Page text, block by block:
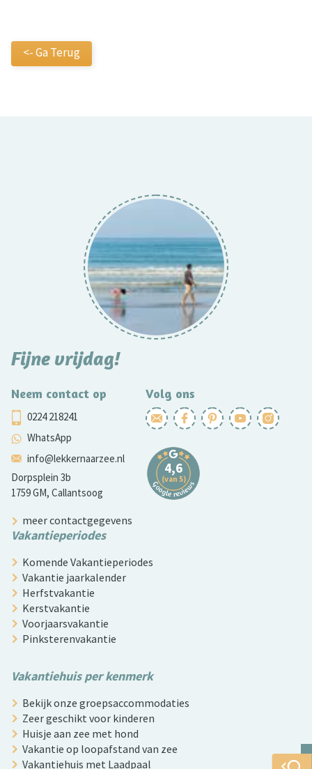
<- Ga Terug
Fijne vrijdag!
Neem contact op
0224 218241
WhatsApp
info@lekkernaarzee.nl
Dorpsplein 3b
1759 GM, Callantsoog
Volg ons
meer contactgegevens
Vakantieperiodes
Komende Vakantieperiodes
Vakantie jaarkalender
Herfstvakantie
Kerstvakantie
Voorjaarsvakantie
Pinksterenvakantie
Vakantiehuis per kenmerk
Bekijk onze groepsaccommodaties
Zeer geschikt voor kinderen
Huisje aan zee met hond
Vakantie op loopafstand van zee
Vakantiehuis met Laadpaal